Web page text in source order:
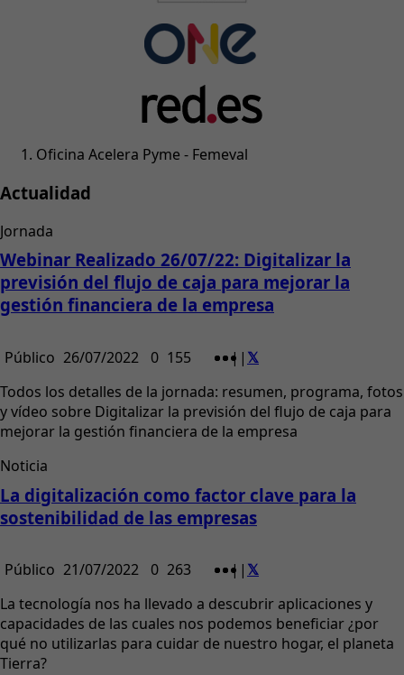
Oficina Acelera Pyme - Femeval
Actualidad
Jornada
Webinar Realizado 26/07/22: Digitalizar la
previsión del flujo de caja para mejorar la
gestión financiera de la empresa
Público 26/07/2022 0 155 | |
Todos los detalles de la jornada: resumen, programa, fotos
y vídeo sobre Digitalizar la previsión del flujo de caja para
mejorar la gestión financiera de la empresa
Noticia
La digitalización como factor clave para la
sostenibilidad de las empresas
Público 21/07/2022 0 263 | |
La tecnología nos ha llevado a descubrir aplicaciones y
capacidades de las cuales nos podemos beneficiar ¿por
qué no utilizarlas para cuidar de nuestro hogar, el planeta
Tierra?